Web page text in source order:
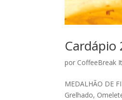
por CoffeeBreak
MEDALHÃO DE
Grelhado,